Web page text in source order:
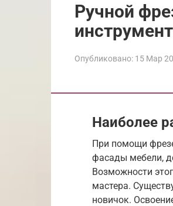
Ручной
Опубликовано: 15 Мар
Наиболее
При помощи
фасады мебели,
Возможности
мастера.
новичок.